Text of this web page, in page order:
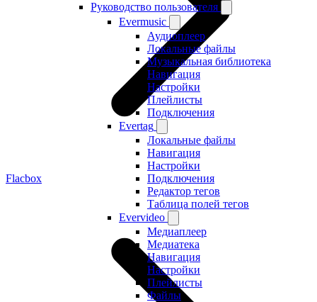
Руководство пользователя
Evermusic
Аудиоплеер
Локальные файлы
Музыкальная библиотека
Навигация
Настройки
Плейлисты
Подключения
Evertag
Локальные файлы
Навигация
Настройки
Подключения
Редактор тегов
Таблица полей тегов
Evervideo
Медиаплеер
Медиатека
Навигация
Настройки
Плейлисты
Файлы
Flacbox